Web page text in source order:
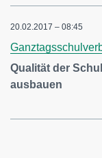
20.02.2017 – 08:45
Qualität der
ausbauen